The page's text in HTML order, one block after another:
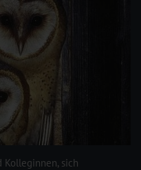
sich